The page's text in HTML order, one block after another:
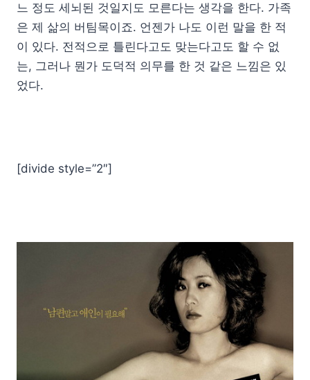
느 정도 세뇌된 것일지도 모른다는 생각을 한다. 가족
은 제 삶의 버팀목이죠. 언젠가 나도 이런 말을 한 적
이 있다. 전적으로 틀린다고도 맞는다고도 할 수 없
는, 그러나 뭔가 도덕적 의무를 한 것 같은 느낌은 있
었다.
[divide style=”2″]